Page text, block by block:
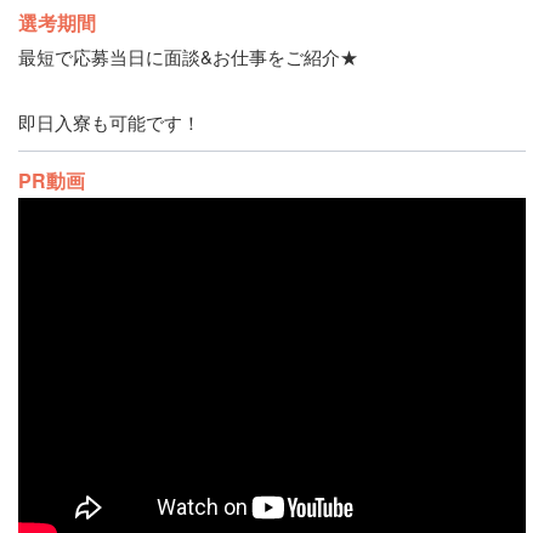
選考期間
最短で応募当日に面談&お仕事をご紹介★
即日入寮も可能です！
PR動画